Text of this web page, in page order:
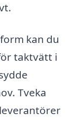
kan du
taktvätt i
Tveka